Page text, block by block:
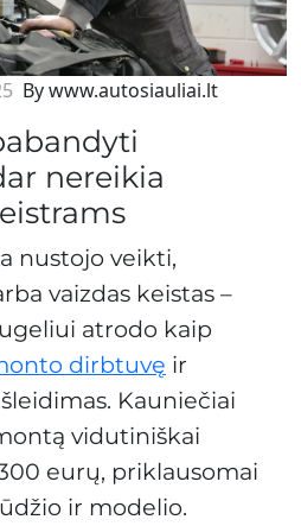
By www.autosiauliai.lt
nereikia
nustojo veikti,
vaizdas keistas –
atrodo kaip
dirbtuvę ir
Kauniečiai
vidutiniškai
eurų, priklausomai
ir modelio.